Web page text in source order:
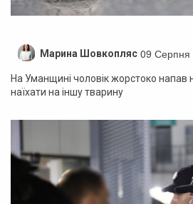
Марина Шовкопляс 09 Серпня
На Уманщині чоловік жорстоко напав
наїхати на іншу тварину